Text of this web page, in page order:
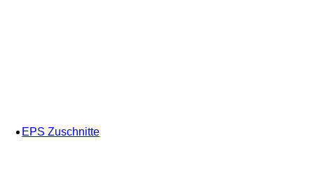
EPS Zuschnitte